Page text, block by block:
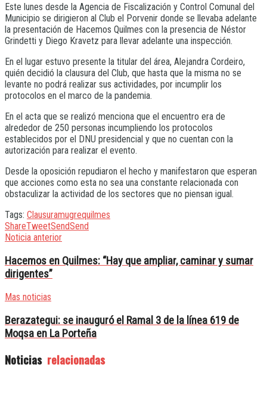
Este lunes desde la Agencia de Fiscalización y Control Comunal del
Municipio se dirigieron al Club el Porvenir donde se llevaba adelante
la presentación de Hacemos Quilmes con la presencia de Néstor
Grindetti y Diego Kravetz para llevar adelante una inspección.
En el lugar estuvo presente la titular del área, Alejandra Cordeiro,
quién decidió la clausura del Club, que hasta que la misma no se
levante no podrá realizar sus actividades, por incumplir los
protocolos en el marco de la pandemia.
En el acta que se realizó menciona que el encuentro era de
alrededor de 250 personas incumpliendo los protocolos
establecidos por el DNU presidencial y que no cuentan con la
autorización para realizar el evento.
Desde la oposición repudiaron el hecho y manifestaron que esperan
que acciones como esta no sea una constante relacionada con
obstaculizar la actividad de los sectores que no piensan igual.
Tags: Clausuramugrequilmes
ShareTweetSendSend
Noticia anterior
Hacemos en Quilmes: “Hay que ampliar, caminar y sumar
dirigentes”
Mas noticias
Berazategui: se inauguró el Ramal 3 de la línea 619 de
Moqsa en La Porteña
Noticias relacionadas